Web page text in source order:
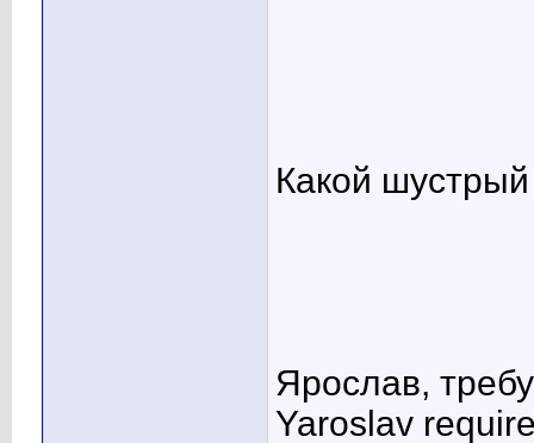
Какой
Ярослав,
Yaroslav